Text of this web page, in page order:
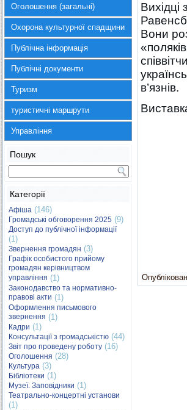
Оголошення (загальні)
Охорона культурної спадщини
Публічна інформація
Публічні документи
Туризм
туристичні маршрути
Управління
Пошук
Категорії
Афіша (146)
Громадські обговорення 2025 (9)
Доступ до публічної інформації
(1)
Звернення громадян (3)
Графік особистого прийому
громадян керівництвом
управління (1)
Законодавство та нормативно-
правові акти (1)
Оформлення письмового
звернення (1)
Кадри (1)
Консультації з громадськістю (44)
Звіт про проведену роботу (16)
Оголошення (28)
Культура (3)
Бібліотеки (1)
Музеї. Заповідники (1)
Театрально-концертні установи
(1)
Вихідці
Вони
в’язнів.